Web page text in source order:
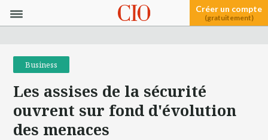
Créer un compte
(gratuitement)
Business
Les assises de la sécurité
ouvrent sur fond d'évolution
des menaces